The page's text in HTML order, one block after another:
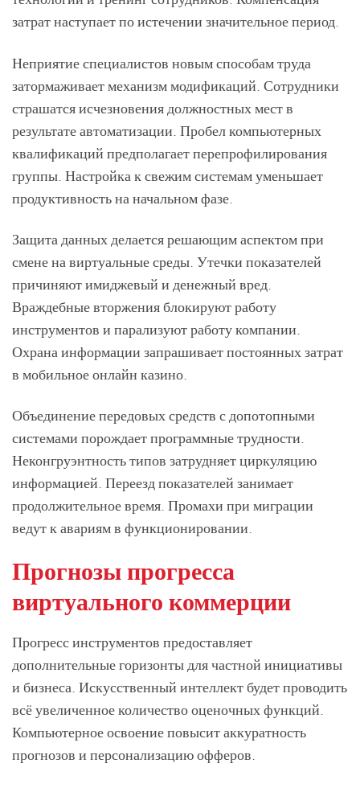
затрат наступает по истечении значительное период.
Неприятие специалистов новым способам труда
затормаживает механизм модификаций. Сотрудники
страшатся исчезновения должностных мест в
результате автоматизации. Пробел компьютерных
квалификаций предполагает перепрофилирования
группы. Настройка к свежим системам уменьшает
продуктивность на начальном фазе.
Защита данных делается решающим аспектом при
смене на виртуальные среды. Утечки показателей
причиняют имиджевый и денежный вред.
Враждебные вторжения блокируют работу
инструментов и парализуют работу компании.
Охрана информации запрашивает постоянных затрат
в мобильное онлайн казино.
Объединение передовых средств с допотопными
системами порождает программные трудности.
Неконгруэнтность типов затрудняет циркуляцию
информацией. Переезд показателей занимает
продолжительное время. Промахи при миграции
ведут к авариям в функционировании.
Прогнозы прогресса
виртуального коммерции
Прогресс инструментов предоставляет
дополнительные горизонты для частной инициативы
и бизнеса. Искусственный интеллект будет проводить
всё увеличенное количество оценочных функций.
Компьютерное освоение повысит аккуратность
прогнозов и персонализацию офферов.